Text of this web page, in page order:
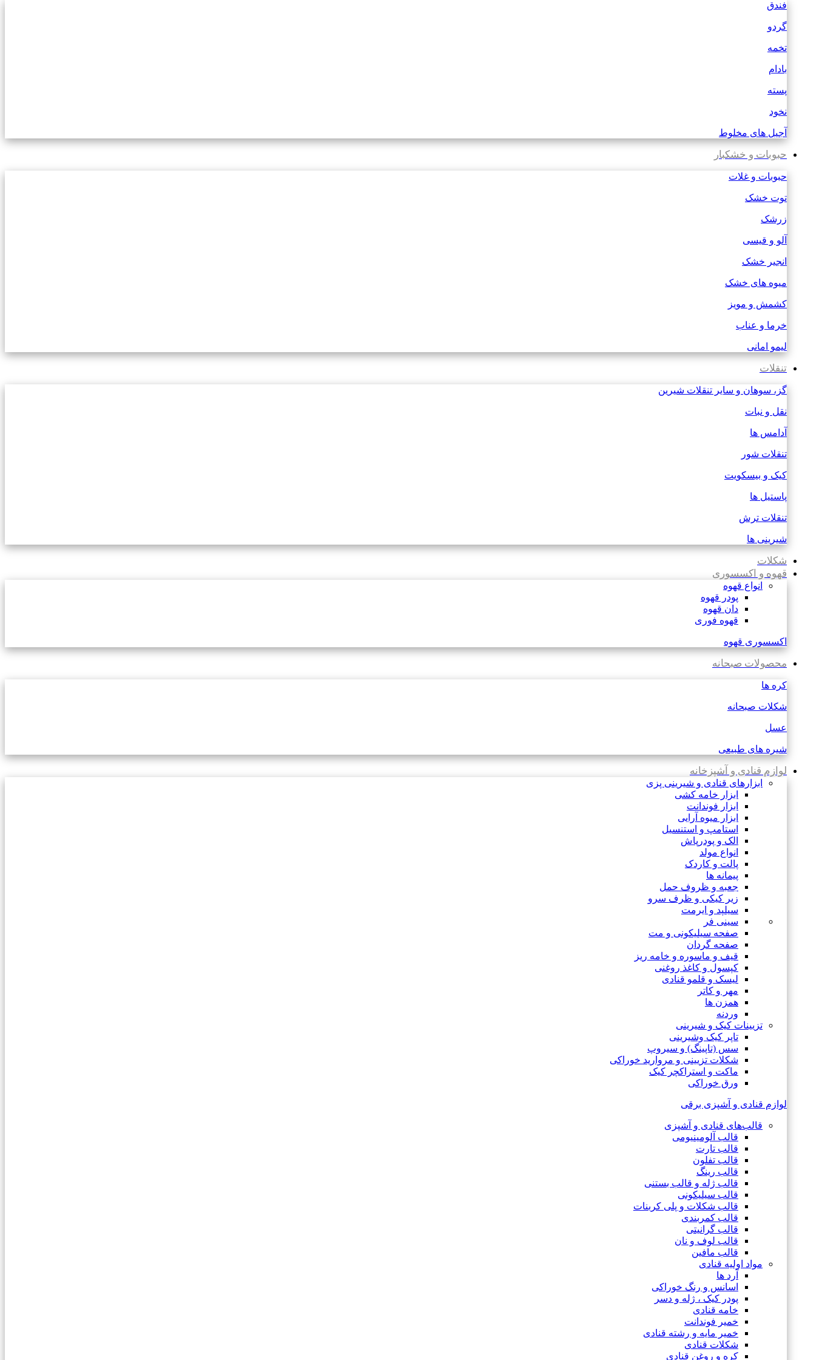
فندق
گردو
تخمه
بادام
پسته
نخود
آجیل های مخلوط
حبوبات و خشکبار
حبوبات و غلات
توت خشک
زرشک
آلو و قیسی
انجیر خشک
میوه های خشک
کشمش و مویز
خرما و عناب
لیمو امانی
تنقلات
گز، سوهان و سایر تنقلات شیرین
نقل و نبات
آدامس ها
تنقلات شور
کیک و بیسکویت
پاستیل ها
تنقلات ترش
شیرینی ها
شکلات
قهوه و اکسسوری
انواع قهوه
پودر قهوه
دان قهوه
قهوه فوری
اکسسوری قهوه
محصولات صبحانه
کره ها
شکلات صبحانه
عسل
شیره های طبیعی
لوازم قنادی و آشپزخانه
ابزارهای قنادی و شیرینی پزی
ابزار خامه کشی
ابزار فوندانت
ابزار میوه آرایی
استامپ و استنسیل
الک و پودرپاش
انواع مولد
پالت و کاردک
پیمانه ها
جعبه و ظروف حمل
زیر کیکی و ظرف سرو
سیلپد و ایرمت
سینی فر
صفحه سیلیکونی و مت
صفحه گردان
قیف و ماسوره و خامه ریز
کپسول و کاغذ روغنی
لیسک و قلمو قنادی
مهر و کاتر
همزن ها
وردنه
تزیینات کیک و شیرینی
تاپر کیک وشیرینی
سس (تاپینگ) و سیروپ
شکلات تزیینی و مروارید خوراکی
ماکت و استراکچر کیک
ورق خوراکی
لوازم قنادی و آشپزی برقی
قالب‌های قنادی و آشپزی
قالب آلومینیومی
قالب تارت
قالب تفلون
قالب رینگ
قالب ژله و قالب بستنی
قالب سیلیکونی
قالب شکلات و پلی کربنات
قالب کمربندی
قالب گرانیتی
قالب لوف و نان
قالب مافین
مواد اولیه قنادی
آرد ها
اسانس و رنگ خوراکی
پودر کیک ، ژله و دسر
خامه قنادی
خمیر فوندانت
خمیر مایه و رشته قنادی
شکلات قنادی
کره و روغن قنادی